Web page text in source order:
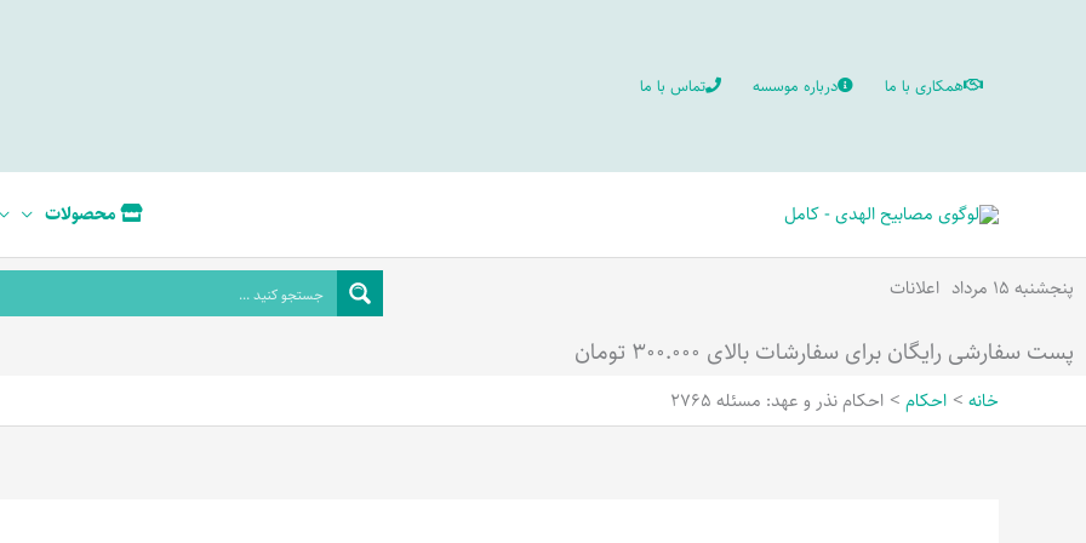
همکاری با ما درباره موسسه تماس با ما
محصولات
پنجشنبه ۱۵ مرداد اعلانات
پست سفارشی رایگان برای سفارشات بالای ۳۰۰.۰۰۰ تومان
خانه احکام احکام نذر و عهد: مسئله 2765